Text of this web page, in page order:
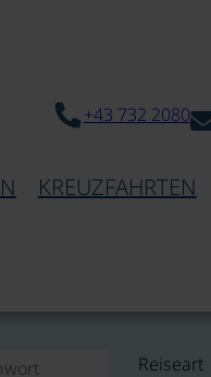
+43 732 2080
KREUZFAHRTEN